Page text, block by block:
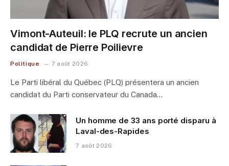
Vimont-Auteuil: le PLQ recrute un ancien
candidat de Pierre Poilievre
Politique 7 août 2026
Le Parti libéral du Québec (PLQ) présentera un ancien
candidat du Parti conservateur du Canada…
Un homme de 33 ans porté disparu à
Laval-des-Rapides
7 août 2026